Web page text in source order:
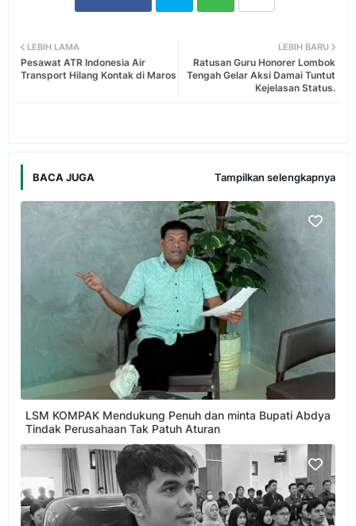
ats
LEBIH BARU
Ratusan Guru Honorer Lombok
Tengah Gelar Aksi Damai Tuntut
Kejelasan Status.
LEBIH LAMA
Pesawat ATR Indonesia Air
Transport Hilang Kontak di Maros
BACA JUGA Tampilkan selengkapnya
LSM KOMPAK Mendukung Penuh dan minta Bupati Abdya
Tindak Perusahaan Tak Patuh Aturan